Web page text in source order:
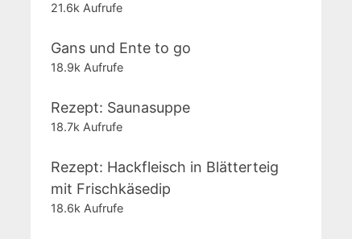
21.6k Aufrufe
Gans und Ente to go
18.9k Aufrufe
Rezept: Saunasuppe
18.7k Aufrufe
Rezept: Hackfleisch in Blätterteig
mit Frischkäsedip
18.6k Aufrufe